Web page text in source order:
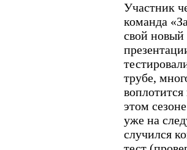
Участник
команда
свой новый
трубе,
этом
уже на
случился